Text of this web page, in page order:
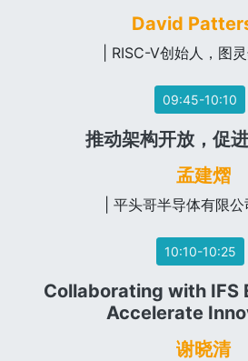
David
| RISC-V创始人，图
09:45-10:10
推动架构开放，促
孟建熠
| 平头哥半导体有限
10:10-10:25
Collaborating with IFS
Accelerate
谢晓清